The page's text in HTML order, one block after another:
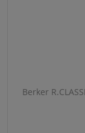
Berker